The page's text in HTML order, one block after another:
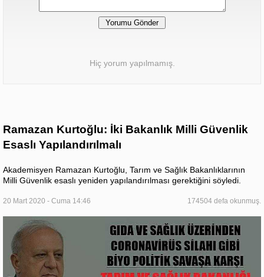
Hiç yorum yapılmamış.
Ramazan Kurtoğlu: İki Bakanlık Milli Güvenlik
Esaslı Yapılandırılmalı
Akademisyen Ramazan Kurtoğlu, Tarım ve Sağlık Bakanlıklarının
Milli Güvenlik esaslı yeniden yapılandırılması gerektiğini söyledi.
20 Mart 2020 - Cuma 14:46 174504 defa okunmuş.